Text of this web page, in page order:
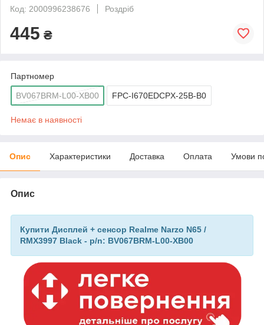
Код: 2000996238676
Роздріб
445 ₴
Партномер
BV067BRM-L00-XB00 FPC-I670EDCPX-25B-B0
Немає в наявності
Опис Характеристики Доставка Оплата Умови
Опис
Купити Дисплей + сенсор Realme Narzo N65 /
RMX3997 Black - p/n: BV067BRM-L00-XB00